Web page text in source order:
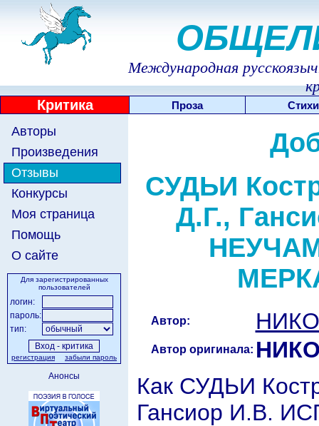
Международная
Критика Проза Стихи
Авторы
Произведения
Отзывы
Конкурсы
Моя страница
Помощь
О сайте
Для зарегистрированных
пользователей
логин:
пароль:
тип:
регистрация забыли пароль
Анонсы
СУДЬИ
Д.Г.,
Автор:
Автор оригинала:
Как СУДЬИ
Гансиор И.В.